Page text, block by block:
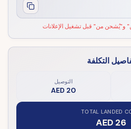
من" قبل تشغيل الإعلانات
التكلفة
التوصيل
AED 20
TOTAL LANDED
AED 26